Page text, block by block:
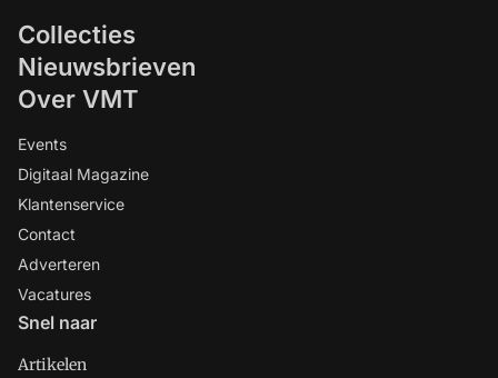
Collecties
Nieuwsbrieven
Over VMT
Events
Digitaal Magazine
Klantenservice
Contact
Adverteren
Vacatures
Snel naar
Artikelen